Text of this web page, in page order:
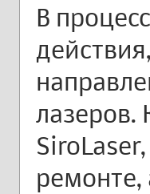
В
лазеров.
ремонте,